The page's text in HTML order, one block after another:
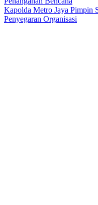
Kapolda Metro Jaya Pimpin
Penyegaran Organisasi